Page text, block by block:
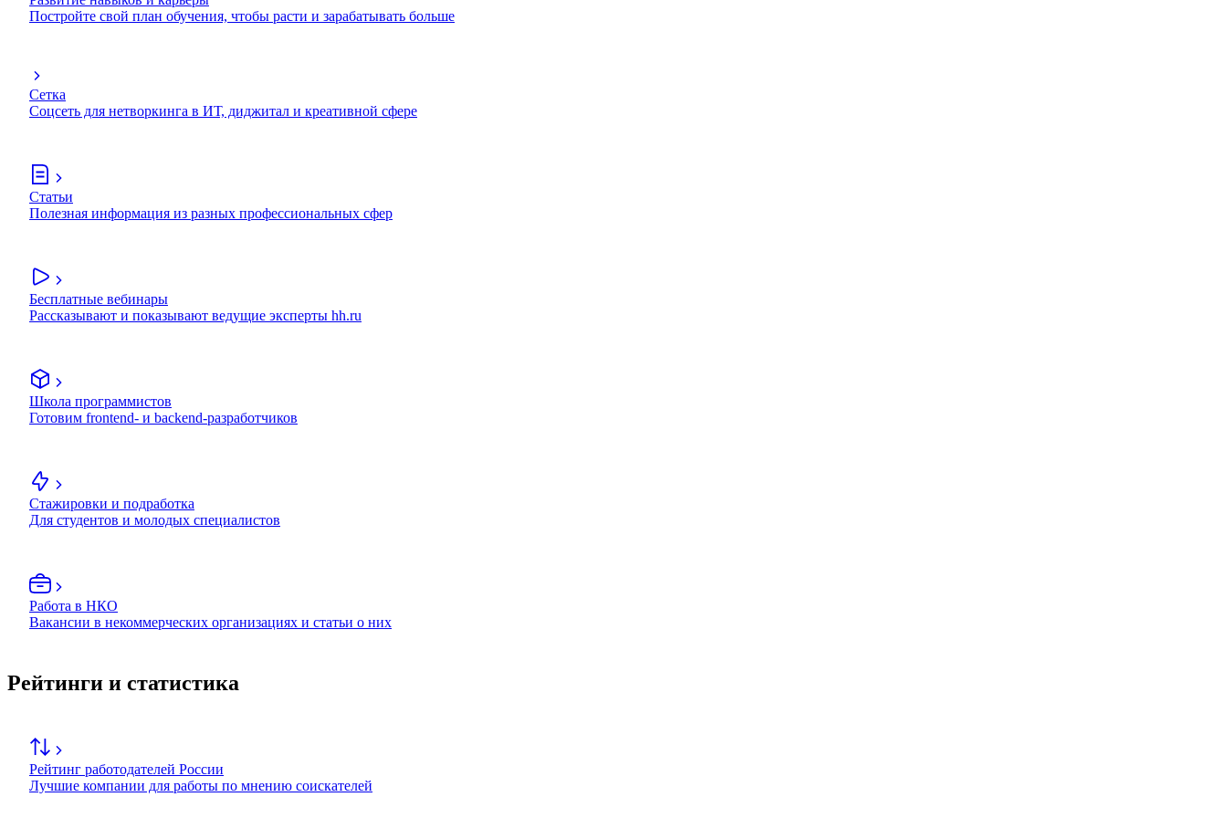
Постройте свой план обучения, чтобы расти и зарабатывать больше
Сетка
Соцсеть для нетворкинга в ИТ, диджитал и креативной сфере
Статьи
Полезная информация из разных профессиональных сфер
Бесплатные вебинары
Рассказывают и показывают ведущие эксперты hh.ru
Школа программистов
Готовим frontend- и backend-разработчиков
Стажировки и подработка
Для студентов и молодых специалистов
Работа в НКО
Вакансии в некоммерческих организациях и статьи о них
Рейтинги и статистика
Рейтинг работодателей России
Лучшие компании для работы по мнению соискателей